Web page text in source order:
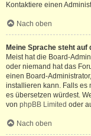
Kontaktiere einen
Nach oben
Meine Sprache steht
Meist hat die Board-
oder niemand hat das
einen Board-
installieren kann. Falls es
es übersetzen würdest.
von phpBB Limited oder
Nach oben